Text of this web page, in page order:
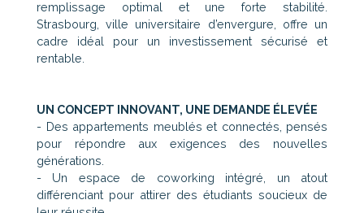
remplissage optimal et une forte stabilité.
Strasbourg, ville universitaire d’envergure, offre un
cadre idéal pour un investissement sécurisé et
rentable.
UN CONCEPT INNOVANT, UNE DEMANDE ÉLEVÉE
- Des appartements meublés et connectés, pensés
pour répondre aux exigences des nouvelles
générations.
- Un espace de coworking intégré, un atout
différenciant pour attirer des étudiants soucieux de